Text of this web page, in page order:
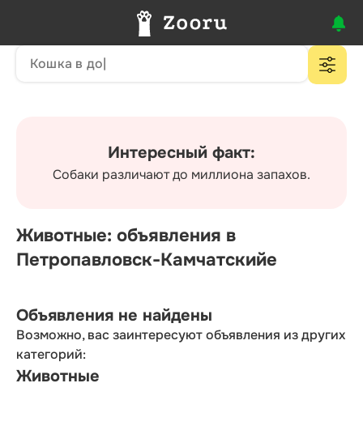
Интересный факт:
Собаки различают до миллиона запахов.
Животные: объявления в
Петропавловск-Камчатскийе
Объявления не найдены
Возможно, вас заинтересуют объявления из других
категорий:
Животные